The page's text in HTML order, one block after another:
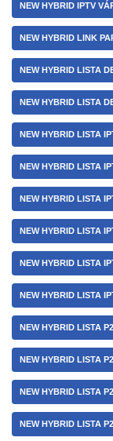
NEW HYBRID IPTV
NEW HYBRID LINK
NEW HYBRID LISTA
NEW HYBRID LISTA
NEW HYBRID LISTA
NEW HYBRID LISTA
NEW HYBRID LISTA
NEW HYBRID LISTA
NEW HYBRID LISTA
NEW HYBRID LISTA
NEW HYBRID LISTA
NEW HYBRID LISTA
NEW HYBRID LISTA
NEW HYBRID LISTA